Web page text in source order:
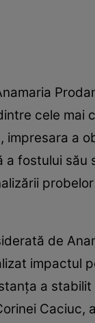
cele mai
impresara a
a fostului său
de
impactul
a
Caciuc,